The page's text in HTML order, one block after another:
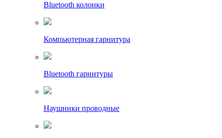
Bluetooth колонки
Компьютерная гарнитура
Bluetooth гарнитуры
Наушники проводные